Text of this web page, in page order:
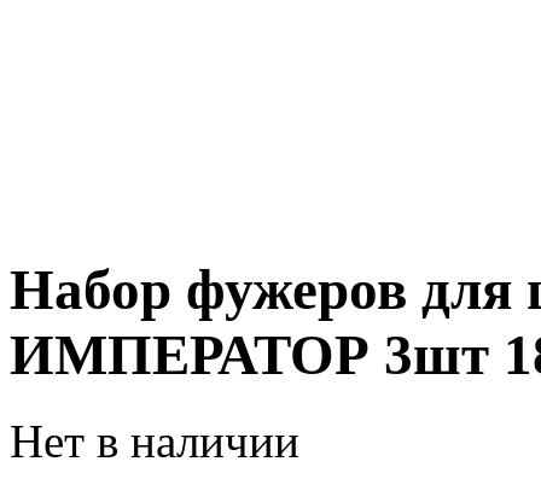
Набор фужеров для
ИМПЕРАТОР 3шт
Нет в наличии